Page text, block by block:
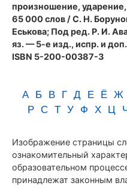
произношение,
65 000 слов / С. Н.
Еськова; Под ред. Р. И.
яз. — 5-е изд., испр. и
ISBN 5-200-00387-3
А Б В Г Д Е Ё Ж
Р С Т У Ф Х Ц
Изображение страницы
ознакомительный
образовательном
принадлежат законным